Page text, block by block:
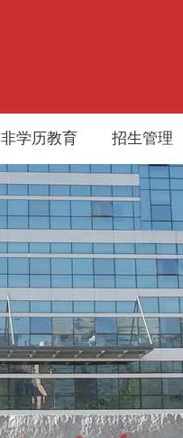
非学历教育 招生管理